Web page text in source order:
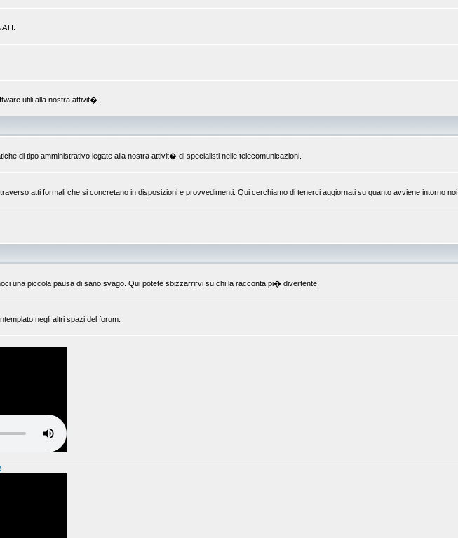
utili alla nostra attivit�.
di tipo amministrativo legate alla nostra attivit� di specialisti nelle telecomunicazioni.
atti formali che si concretano in disposizioni e provvedimenti. Qui cerchiamo di tenerci aggiornati su quanto avviene intorno noi.
una piccola pausa di sano svago. Qui potete sbizzarrirvi su chi la racconta pi� divertente.
negli altri spazi del forum.